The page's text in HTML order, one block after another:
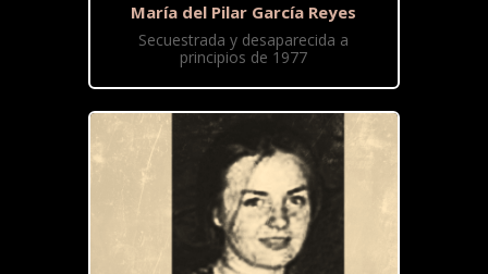
María del Pilar García Reyes
Secuestrada y desaparecida a
principios de 1977